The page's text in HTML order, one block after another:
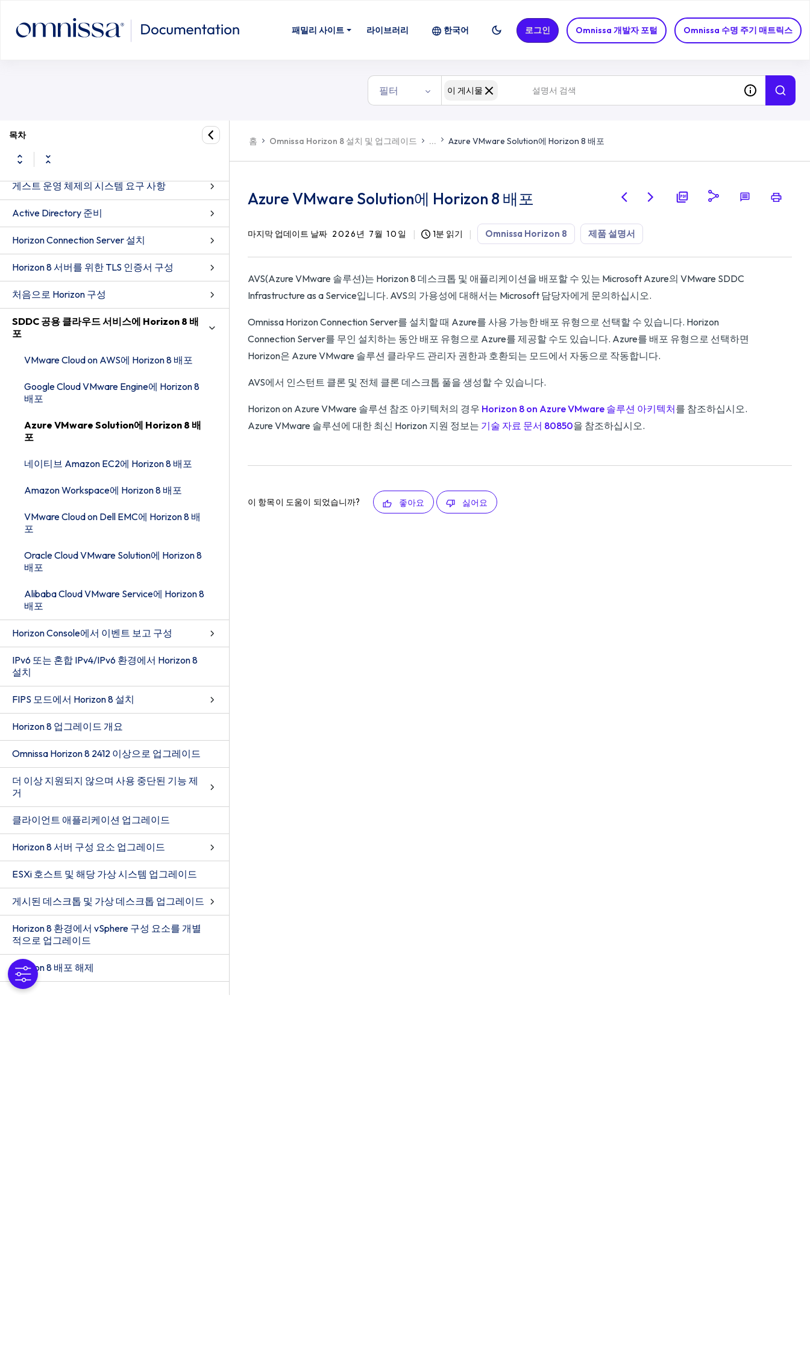
패밀리 사이트 라이브러리 Omnissa 개발자 포털 Omnissa 수명 주기 매트릭스
한국어 로그인
필터 이 게시물
목차
서버 구성 요소의 시스템 요구 사항
게스트 운영 체제의 시스템 요구 사항
Active Directory 준비
Horizon Connection Server 설치
Horizon 8 서버를 위한 TLS 인증서 구성
처음으로 Horizon 구성
SDDC 공용 클라우드 서비스에 Horizon 8 배
포
VMware Cloud on AWS에 Horizon 8 배포
Google Cloud VMware Engine에 Horizon 8
배포
Azure VMware Solution에 Horizon 8 배
포
네이티브 Amazon EC2에 Horizon 8 배포
Amazon Workspace에 Horizon 8 배포
VMware Cloud on Dell EMC에 Horizon 8 배
포
Oracle Cloud VMware Solution에 Horizon 8
배포
Alibaba Cloud VMware Service에 Horizon 8
배포
Horizon Console에서 이벤트 보고 구성
IPv6 또는 혼합 IPv4/IPv6 환경에서 Horizon 8
설치
FIPS 모드에서 Horizon 8 설치
Horizon 8 업그레이드 개요
Omnissa Horizon 8 2412 이상으로 업그레이드
더 이상 지원되지 않으며 사용 중단된 기능 제
거
클라이언트 애플리케이션 업그레이드
Horizon 8 서버 구성 요소 업그레이드
ESXi 호스트 및 해당 가상 시스템 업그레이드
게시된 데스크톱 및 가상 데스크톱 업그레이드
Horizon 8 환경에서 vSphere 구성 요소를 개별
적으로 업그레이드
Horizon 8 배포 해제
홈 Omnissa Horizon 8 설치 및 업그레이드 ... Azure VMware Solution에 Horizon 8 배포
Azure VMware Solution에 Horizon 8 배포
마지막 업데이트 날짜 2026년 7월 10일 1분 읽기 Omnissa Horizon 8 제품 설명서
AVS(Azure VMware 솔루션)는 Horizon 8 데스크톱 및 애플리케이션을 배포할 수 있는 Microsoft Azure의 VMware SDDC
Infrastructure as a Service입니다. AVS의 가용성에 대해서는 Microsoft 담당자에게 문의하십시오.
Omnissa Horizon Connection Server를 설치할 때 Azure를 사용 가능한 배포 유형으로 선택할 수 있습니다. Horizon
Connection Server를 무인 설치하는 동안 배포 유형으로 Azure를 제공할 수도 있습니다. Azure를 배포 유형으로 선택하면
Horizon은 Azure VMware 솔루션 클라우드 관리자 권한과 호환되는 모드에서 자동으로 작동합니다.
AVS에서 인스턴트 클론 및 전체 클론 데스크톱 풀을 생성할 수 있습니다.
Horizon on Azure VMware 솔루션 참조 아키텍처의 경우 Horizon 8 on Azure VMware 솔루션 아키텍처를 참조하십시오.
Azure VMware 솔루션에 대한 최신 Horizon 지원 정보는 기술 자료 문서 80850을 참조하십시오.
이 항목이 도움이 되었습니까? 좋아요 싫어요